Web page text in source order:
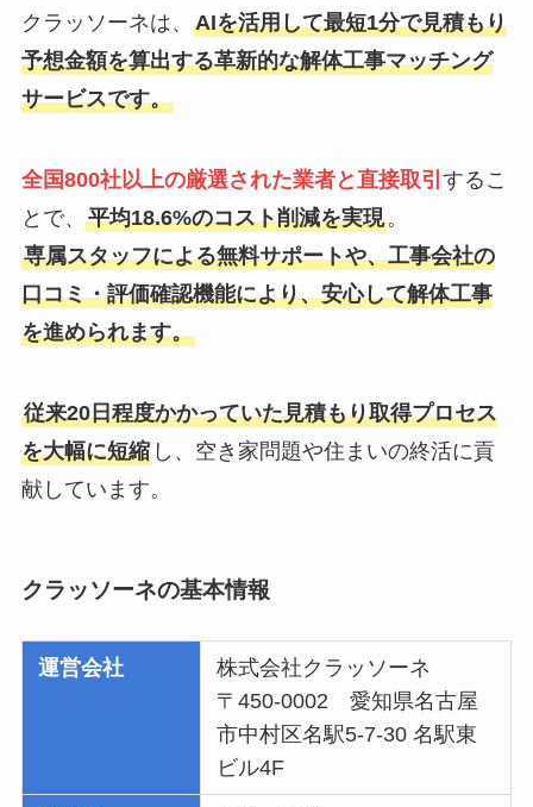
クラッソーネは、 AIを活用して最短1分で見積もり
予想金額を算出する革新的な解体工事マッチング
サービスです。
全国800社以上の厳選された業者と直接取引 するこ
とで、 平均18.6%のコスト削減を実現。
専属スタッフによる無料サポートや、工事会社の
口コミ・評価確認機能により、安心して解体工事
を進められます。
従来20日程度かかっていた見積もり取得プロセス
を大幅に短縮し、空き家問題や住まいの終活に貢
献しています。
クラッソーネの基本情報
運営会社
株式会社クラッソーネ
〒450-0002 愛知県名古屋
市中村区名駅5-7-30 名駅東
ビル4F